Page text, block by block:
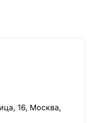
16, Москва,